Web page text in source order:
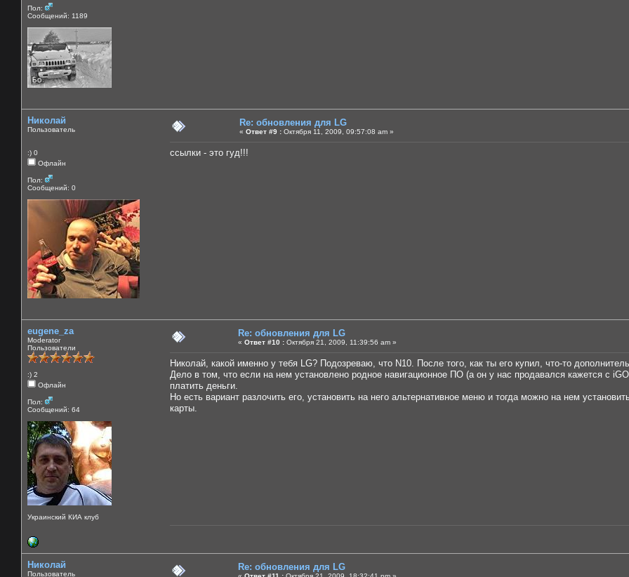
Пол:
Сообщений: 1189
Николай
Пользователь
:) 0
Офлайн
Пол:
Сообщений: 0
Re: обновления для LG
« Ответ #9 : Октября 11, 2009, 09:57:08 am »
ссылки - это гуд!!!
eugene_za
Moderator
Пользователи
:) 2
Офлайн
Пол:
Сообщений: 64
Украинский КИА клуб
Re: обновления для LG
« Ответ #10 : Октября 21, 2009, 11:39:56 am »
Николай, какой именно у тебя LG? Подозреваю, что N10. После того, как ты его купил, что-то
Дело в том, что если на нем установлено родное навигационное ПО (а он у нас продавался кажется с
платить деньги.
Но есть вариант разлочить его, установить на него альтернативное меню и тогда можно на нем
карты.
Николай
Пользователь
Re: обновления для LG